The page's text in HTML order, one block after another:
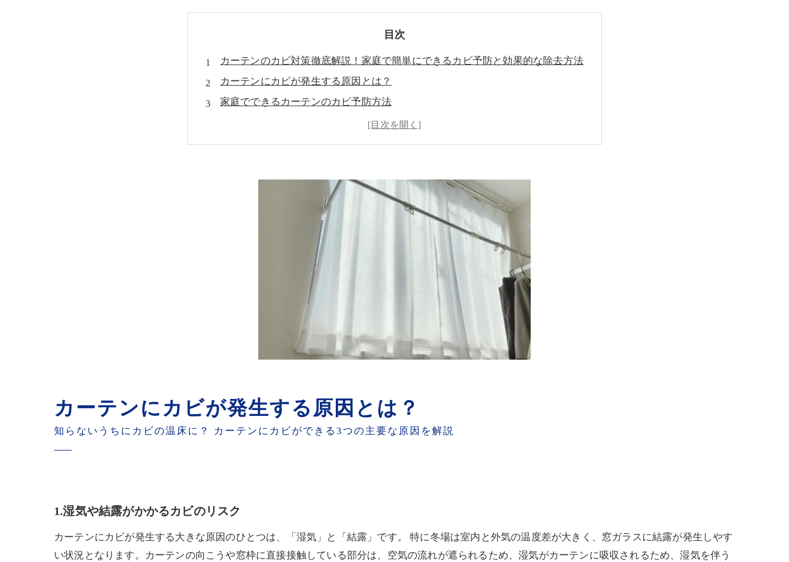
目次
カーテンのカビ対策徹底解説！家庭で簡単にできるカビ予防と効果的な除去方法
カーテンにカビが発生する原因とは？
家庭でできるカーテンのカビ予防方法
カーテンのカビを防ぐ洗濯・清掃のポイント
万が一カビが発生した場合の対策
まとめ：清潔で快適なお部屋を守るために
カーテンにカビが発生する原因とは？
知らないうちにカビの温床に？ カーテンにカビができる3つの主要な原因を解説
1.湿気や結露がかかるカビのリスク
カーテンにカビが発生する大きな原因のひとつは、「湿気」と「結露」です。 特に冬場は室内と外気の温度差が大きく、窓ガラスに結露が発生しやす
い状況となります。カーテンの向こうや窓枠に直接接触している部分は、空気の流れが遮られるため、湿気がカーテンに吸収されるため、湿気を伴う